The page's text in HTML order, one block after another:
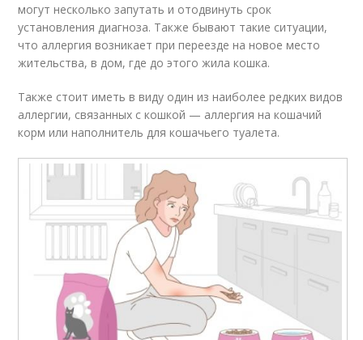
могут несколько запутать и отодвинуть срок
установления диагноза. Также бывают такие ситуации,
что аллергия возникает при переезде на новое место
жительства, в дом, где до этого жила кошка.
Также стоит иметь в виду один из наиболее редких видов
аллергии, связанных с кошкой — аллергия на кошачий
корм или наполнитель для кошачьего туалета.